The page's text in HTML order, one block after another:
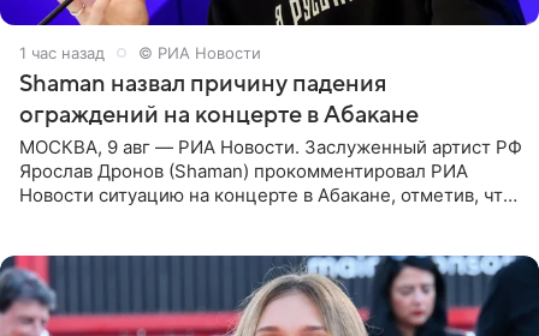
1 час назад © РИА Новости
Shaman назвал причину падения
ограждений на концерте в Абакане
МОСКВА, 9 авг — РИА Новости. Заслуженный артист РФ
Ярослав Дронов (Shaman) прокомментировал РИА
Новости ситуацию на концерте в Абакане, отметив, что